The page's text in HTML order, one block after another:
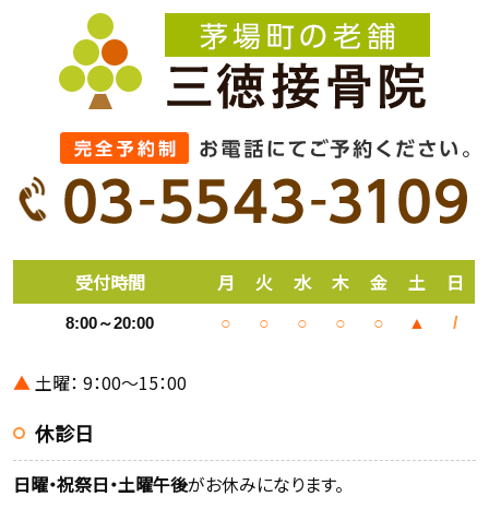
受付時間 月 火 水 木 金 土 日
8:00～20:00 ○ ○ ○ ○ ○ ▲ /
▲土曜： 9：00～15：00
休診日
日曜・祝祭日・土曜午後がお休みになります。